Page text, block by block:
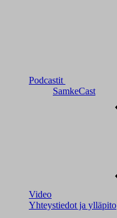
Podcastit
SamkeCast
Video
Yhteystiedot ja ylläpito